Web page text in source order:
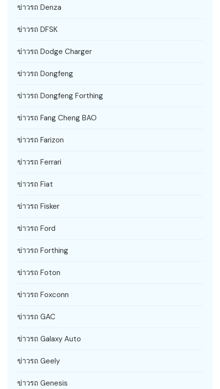
ข่าวรถ Denza
ข่าวรถ DFSK
ข่าวรถ Dodge Charger
ข่าวรถ Dongfeng
ข่าวรถ Dongfeng Forthing
ข่าวรถ Fang Cheng BAO
ข่าวรถ Farizon
ข่าวรถ Ferrari
ข่าวรถ Fiat
ข่าวรถ Fisker
ข่าวรถ Ford
ข่าวรถ Forthing
ข่าวรถ Foton
ข่าวรถ Foxconn
ข่าวรถ GAC
ข่าวรถ Galaxy Auto
ข่าวรถ Geely
ข่าวรถ Genesis